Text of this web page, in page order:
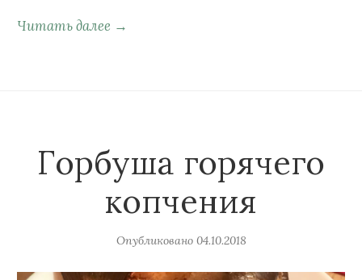
Читать далее →
Горбуша горячего
копчения
Опубликовано 04.10.2018